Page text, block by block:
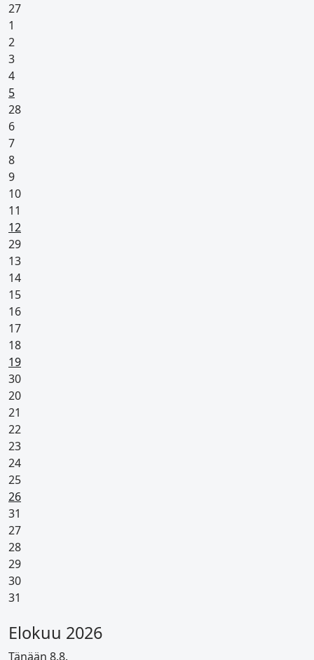
27
1
2
3
4
5Pyhäpäivä
28
6
7
8
9
10
11
12
29
13
14
15
16
17
18
19Pyhäpäivä
30
20
21
22
23
24
25
26Pyhäpäivä
31
27
28
29
30
31
Elokuu 2026
Tänään 8.8.